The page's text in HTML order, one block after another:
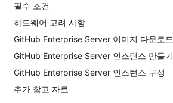
필수 조건
하드웨어 고려 사항
GitHub Enterprise Server 이미지 다운로드
GitHub Enterprise Server 인스턴스 만들기
GitHub Enterprise Server 인스턴스 구성
추가 참고 자료